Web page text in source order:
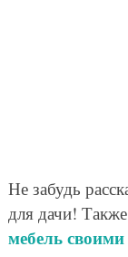
Не забудь
для дачи!
мебель